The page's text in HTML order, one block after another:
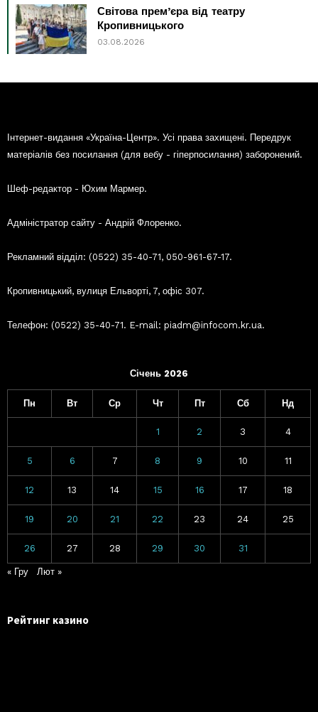
Світова прем’єра від театру
Кропивницького
03.08.2026
Інтернет-видання «Україна-Центр». Усі права захищені. Передрук
матеріалів без посилання (для вебу - гіперпосилання) заборонений.
Шеф-редактор - Юхим Мармер.
Адміністратор сайту - Андрій Флоренко.
Рекламний відділ: (0522) 35-40-71, 050-961-67-17.
Кропивницький, вулиця Ельворті, 7, офіс 307.
Телефон: (0522) 35-40-71. E-mail: piadm@infocom.kr.ua.
Січень 2026
Пн Вт Ср Чт Пт Сб Нд
1 2 3 4
5 6 7 8 9 10 11
12 13 14 15 16 17 18
19 20 21 22 23 24 25
26 27 28 29 30 31
« Гру Лют »
Рейтинг казино